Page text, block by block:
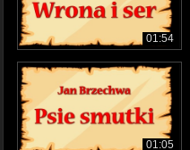
01:54
01:05